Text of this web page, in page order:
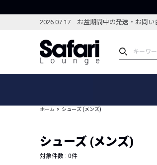
2026.07.17 お盆期間中の発送・お問い
ブランドから探す
新着アイテム
編集部のおすすめアイテム
ホーム シューズ (メンズ)
シューズ (メンズ)
対象件数 : 0件